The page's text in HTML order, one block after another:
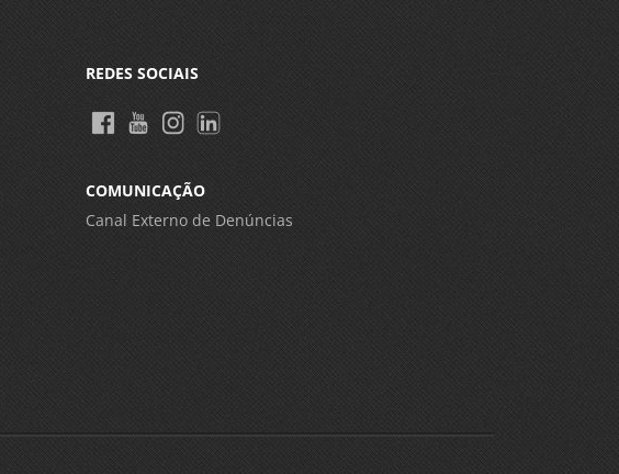
REDES SOCIAIS
COMUNICAÇÃO
Canal Externo de Denúncias